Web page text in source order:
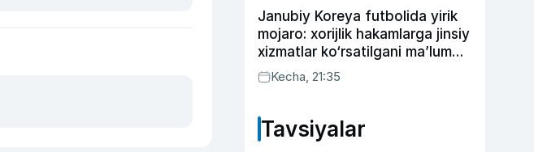
Janubiy Koreya futbolida yirik
mojaro: xorijlik hakamlarga jinsiy
xizmatlar ko‘rsatilgani ma’lum
qilindi
Kecha, 21:35
Tavsiyalar